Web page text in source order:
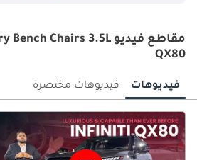
QX80
فيديوهات فيديوهات مختصرة